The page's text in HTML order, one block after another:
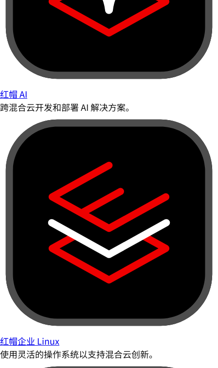
红帽 AI
跨混合云开发和部署 AI 解决方案。
红帽企业 Linux
使用灵活的操作系统以支持混合云创新。